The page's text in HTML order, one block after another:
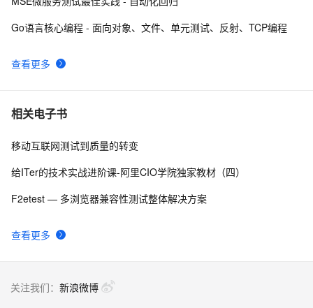
8
境以及Demo测试
查看更多
Go语言核心编程 - 面向对象、文件、单元测试、反射、TCP编程
相关电子书
查看更多
移动互联网测试到质量的转变
给ITer的技术实战进阶课-阿里CIO学院独家教材（四）
F2etest — 多浏览器兼容性测试整体解决方案
关注我们： 新浪微博